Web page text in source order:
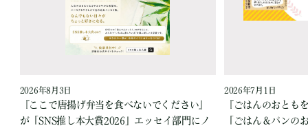
2026年8月3日
『ここで唐揚げ弁当を食べないでください』
が「SNS推し本大賞2026」エッセイ部門にノ
2026年7月1日
『ごはんのおとも
「ごはん＆パンの